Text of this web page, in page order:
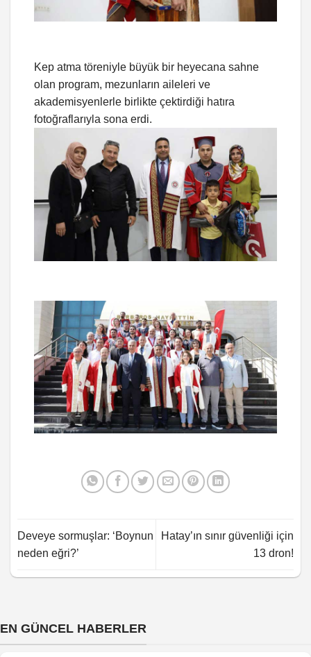
Kep atma töreniyle büyük bir heyecana sahne
olan program, mezunların aileleri ve
akademisyenlerle birlikte çektirdiği hatıra
fotoğraflarıyla sona erdi.
Deveye sormuşlar: ‘Boynun
neden eğri?’
Hatay’ın sınır güvenliği için
13 dron!
EN GÜNCEL HABERLER